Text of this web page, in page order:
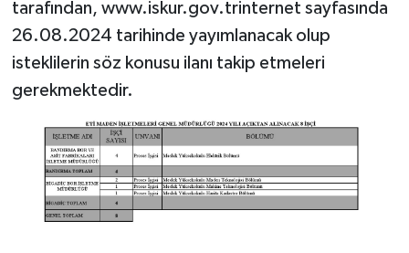
tarafından, www.iskur.gov.trinternet sayfasında
26.08.2024 tarihinde yayımlanacak olup
isteklilerin söz konusu ilanı takip etmeleri
gerekmektedir.